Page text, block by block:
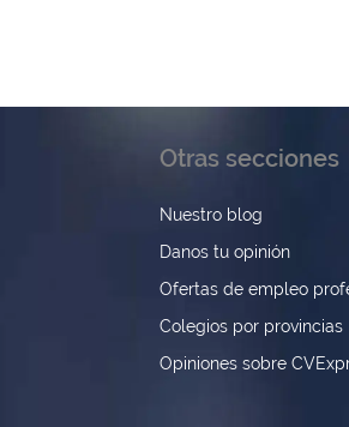
Otras secciones
Nuestro blog
Danos tu opinión
Ofertas de empleo
Colegios por provincias
Opiniones sobre